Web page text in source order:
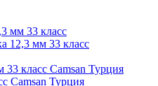
мм 33 класс
12,3 мм 33 класс
класс Camsan Турция
Camsan Турция